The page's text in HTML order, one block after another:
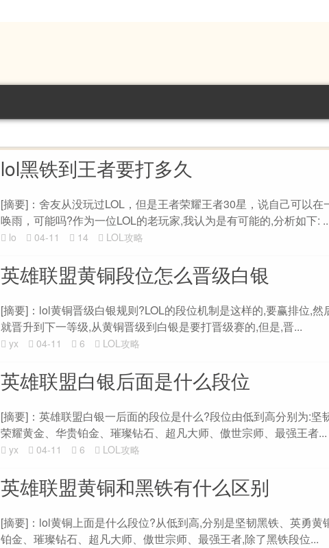
lol黑铁到王者要打多久
[摘要]：舍友从没玩过LOL，但是王者荣耀王者30星，说自己可以
唤雨，可能吗?作为一位LOL的老玩家,我认为是有可能的,分析如下:
lo 04-11 14 LOL攻略
英雄联盟黄铜段位怎么晋级白银
[摘要]：lol黄铜晋级白银规则?LOL的段位机制是这样的,要赢排位,
就晋升到下一等级,从黄铜晋级到白银是要打晋级赛的,但是,晋...
yx 04-11 6 LOL攻略
英雄联盟白银后面是什么段位
[摘要]：英雄联盟白银一后面的段位是什么?段位由低到高分别为:坚
荣耀黄金、华贵铂金、璀璨钻石、超凡大师、傲世宗师、最强王者...
yx 04-11 6 LOL攻略
英雄联盟黄铜和黑铁有什么区别
[摘要]：lol黄铜上面是什么段位?从低到高,分别是坚韧黑铁、英勇
铂金、璀璨钻石、超凡大师、傲世宗师、最强王者,除了黑铁段位...